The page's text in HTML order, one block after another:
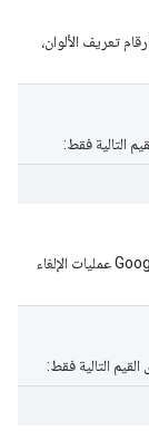
تعريف الألوان،
التالية فقط:
التالية فقط: